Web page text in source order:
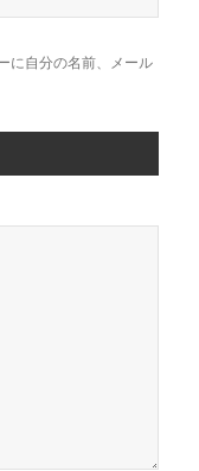
に自分の名前、メール